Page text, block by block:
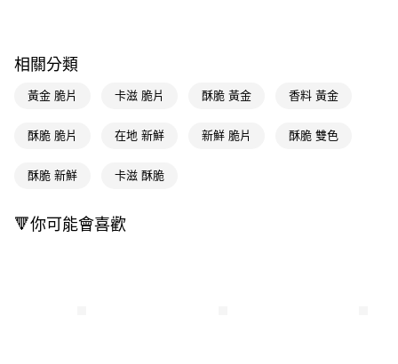
【關於「AFTEE先享後付」】
AFTEE先享後付是「在收到商品之後才付款」的支付方式。 讓您購物簡單
１．簡單：不需註冊會員、不需綁卡、不需儲值。
即享券
運送方式
全家取貨付款
相關分類
黃金 脆片 卡滋 脆片 酥脆 黃金 香料 黃金
酥脆 脆片 在地 新鮮 新鮮 脆片 酥脆 雙色
酥脆 新鮮 卡滋 酥脆
🔻你可能會喜歡